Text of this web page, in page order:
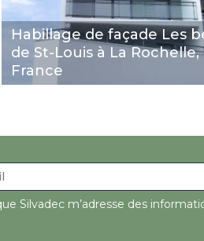
Habillage de façade Les
de St-Louis à La Rochelle,
France
Silvadec m’adresse des